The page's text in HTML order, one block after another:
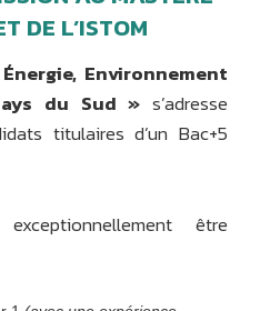
DE L’ISTOM
Environnement
du Sud » s’adresse
titulaires d’un Bac+5
être